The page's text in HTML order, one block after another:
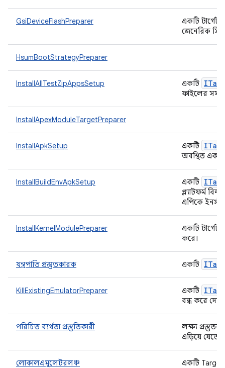
GsiDeviceFlashPreparer
একটি টার্গেট
জেনেরিক
HsumBootStrategyPreparer
InstallAllTestZipAppsSetup একটি
ফাইলের
InstallApexModuleTargetPreparer
InstallApkSetup একটি
অবস্থিত এক
InstallBuildEnvApkSetup একটি
প্ল্যাটফর্ম
এপিকে
InstallKernelModulePreparer
একটি টার্গেট
করে।
যন্ত্রপাতি প্রস্তুতকারক একটি
KillExistingEmulatorPreparer একটি
বন্ধ করে দেয়।
পরিচিত ব্যর্থতা প্রস্তুতিকারী
লক্ষ্য
এড়িয়ে যেতে
লোকালএমুলেটরলঞ্চ
একটি